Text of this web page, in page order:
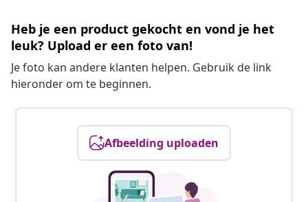
Heb je een product gekocht en vond je het
leuk? Upload er een foto van!
Je foto kan andere klanten helpen. Gebruik de link
hieronder om te beginnen.
Afbeelding uploaden